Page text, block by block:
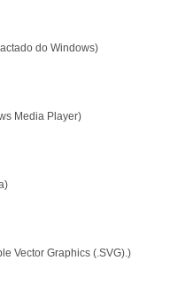
do Windows)
Media Player)
Vector Graphics (.SVG).)